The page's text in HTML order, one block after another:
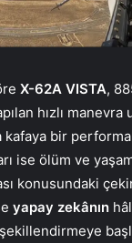
X-62A VISTA,
hızlı manevra
bir
ise ölüm ve
konusundaki
yapay zekânın